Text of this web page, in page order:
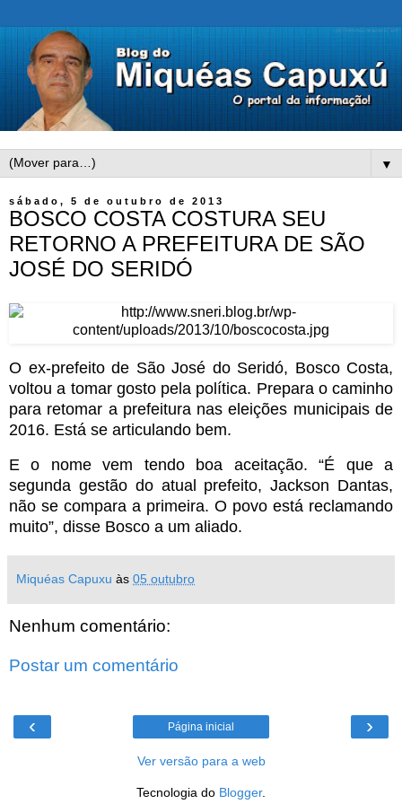
▼
sábado, 5 de outubro de 2013
BOSCO COSTA COSTURA SEU
RETORNO A PREFEITURA DE SÃO
JOSÉ DO SERIDÓ
O ex-prefeito de São José do Seridó, Bosco Costa,
voltou a tomar gosto pela política. Prepara o caminho
para retomar a prefeitura nas eleições municipais de
2016. Está se articulando bem.
E o nome vem tendo boa aceitação.“É que a
segunda gestão do atual prefeito, Jackson Dantas,
não se compara a primeira. O povo está reclamando
muito”, disse Bosco a um aliado.
Miquéas Capuxu às 05 outubro
Nenhum comentário:
Postar um comentário
‹ ›
Página inicial
Ver versão para a web
Tecnologia do Blogger.